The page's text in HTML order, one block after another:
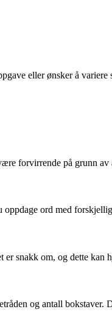
eller ønsker å variere
forvirrende på grunn av
ord med
snakk om, og dette kan
og antall bokstaver.